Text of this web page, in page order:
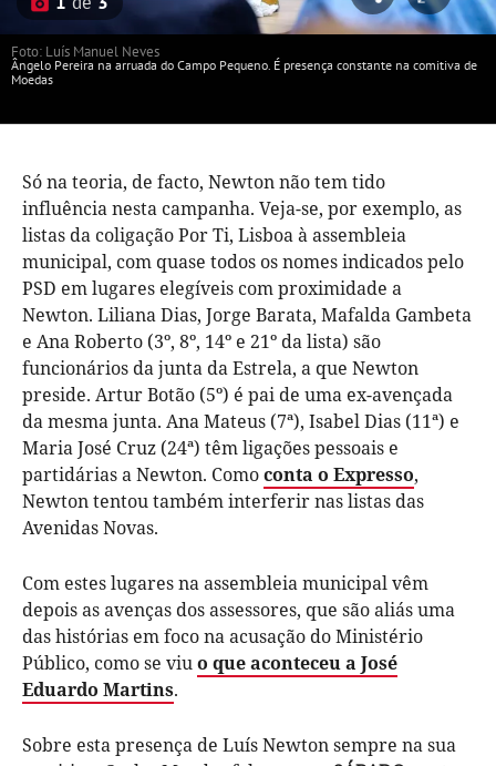
Ângelo Pereira na arruada do Campo Pequeno. É presença constante na comitiva de
Moedas
Foto: Luís Manuel Neves
Só na teoria, de facto, Newton não tem tido
influência nesta campanha. Veja-se, por exemplo, as
listas da coligação Por Ti, Lisboa à assembleia
municipal, com quase todos os nomes indicados pelo
PSD em lugares elegíveis com proximidade a
Newton. Liliana Dias, Jorge Barata, Mafalda Gambeta
e Ana Roberto (3º, 8º, 14º e 21º da lista) são
funcionários da junta da Estrela, a que Newton
preside. Artur Botão (5º) é pai de uma ex-avençada
da mesma junta. Ana Mateus (7ª), Isabel Dias (11ª) e
Maria José Cruz (24ª) têm ligações pessoais e
partidárias a Newton. Comoconta o Expresso,
Newton tentou também interferir nas listas das
Avenidas Novas.
Com estes lugares na assembleia municipal vêm
depois as avenças dos assessores, que são aliás uma
das histórias em foco na acusação do Ministério
Público, como se viuo que aconteceu a José
Eduardo Martins.
Sobre esta presença de Luís Newton sempre na sua